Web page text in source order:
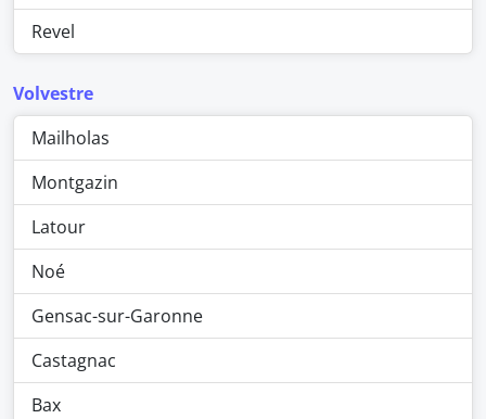
Revel
Volvestre
Mailholas
Montgazin
Latour
Noé
Gensac-sur-Garonne
Castagnac
Bax